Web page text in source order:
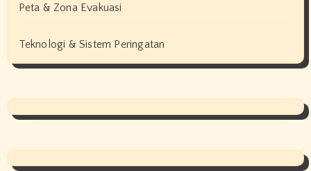
Peta & Zona Evakuasi
Teknologi & Sistem Peringatan